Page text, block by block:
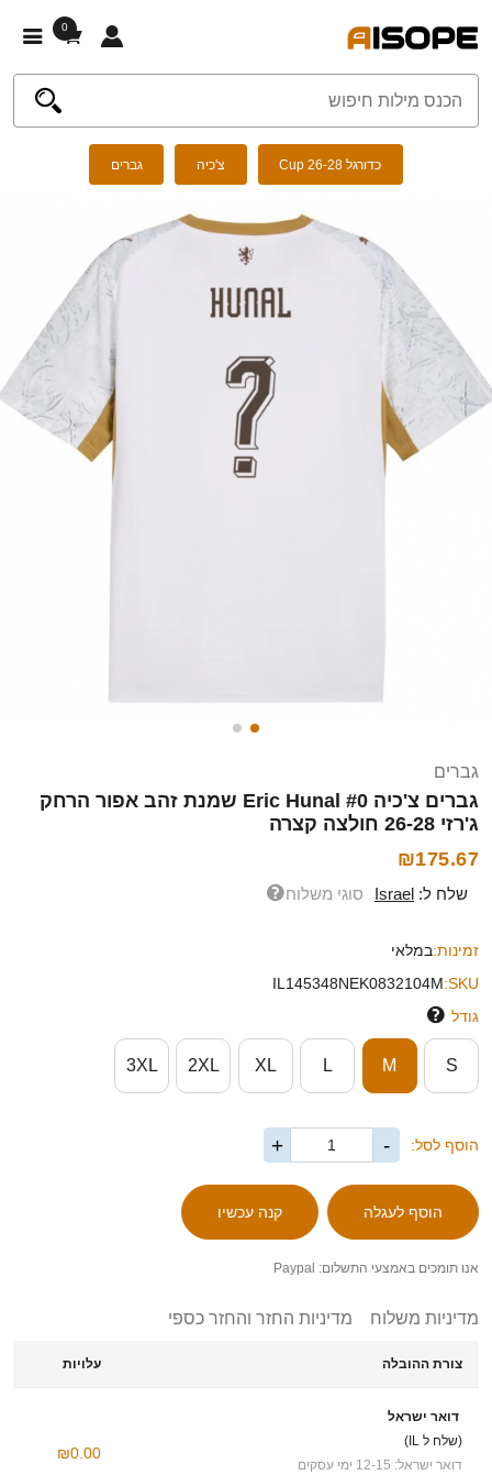
0
כדורגל Cup 26-28 צ'כיה גברים
גברים
גברים צ'כיה Eric Hunal #0 שמנת זהב אפור הרחק
ג'רזי 26-28 חולצה קצרה
₪175.67
שלח ל: Israel סוגי משלוח
זמינות:במלאי
SKU:
IL145348NEK0832104M
גודל
S
M
L
XL
2XL
3XL
הוסף לסל: -
+
אנו תומכים באמצעי התשלום: Paypal
מדיניות משלוח מדיניות החזר והחזר כספי
צורת ההובלה עלויות
דואר ישראל
(שלח ל IL)
דואר ישראל: 12-15 ימי עסקים
₪0.00